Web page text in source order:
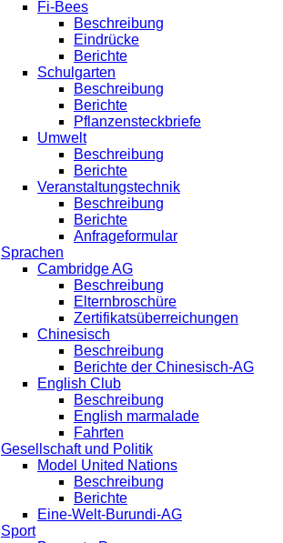
Fi-Bees
Beschreibung
Eindrücke
Berichte
Schulgarten
Beschreibung
Berichte
Pflanzensteckbriefe
Umwelt
Beschreibung
Berichte
Veranstaltungstechnik
Beschreibung
Berichte
Anfrageformular
Sprachen
Cambridge AG
Beschreibung
Elternbroschüre
Zertifikatsüberreichungen
Chinesisch
Beschreibung
Berichte der Chinesisch-AG
English Club
Beschreibung
English marmalade
Fahrten
Gesellschaft und Politik
Model United Nations
Beschreibung
Berichte
Eine-Welt-Burundi-AG
Sport